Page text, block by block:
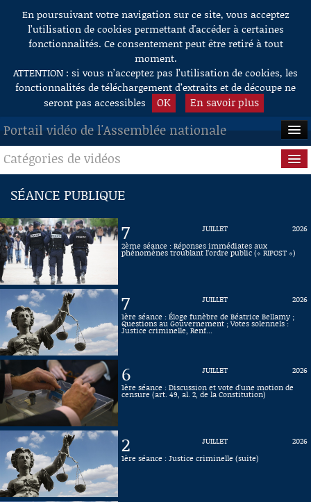
Aller au contenu
En poursuivant votre navigation sur ce site, vous acceptez
l’utilisation de cookies permettant d'accéder à certaines
fonctionnalités. Ce consentement peut être retiré à tout
moment.
ATTENTION : si vous n’acceptez pas l’utilisation de cookies, les
fonctionnalités de téléchargement d’extraits et de découpe ne
seront pas accessibles
OK En savoir plus
Portail vidéo de l'Assemblée nationale
ACCUEIL
EN DIRECT
À LA DEMANDE
RECHERCHE
AIDE À LA DÉCOUPE
DE VIDÉOS
Catégories de vidéos
Séance publique
Questions au Gouvernement
Commissions
Évènements
Connaissance, Histoire
SÉANCE PUBLIQUE
7 JUILLET
2026
2ème séance : Réponses immédiates aux
phénomènes troublant l’ordre public (« RIPOST »)
7 JUILLET
2026
1ère séance : Éloge funèbre de Béatrice Bellamy ;
Questions au Gouvernement ; Votes solennels :
Justice criminelle, Renf...
6 JUILLET
2026
1ère séance : Discussion et vote d'une motion de
censure (art. 49, al. 2, de la Constitution)
2 JUILLET
2026
1ère séance : Justice criminelle (suite)